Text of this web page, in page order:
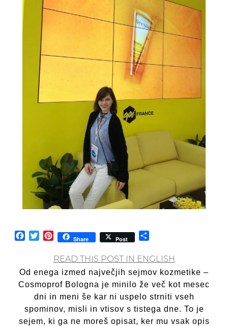
Facebook
TwitterPinterest
Share Post
READ THIS POST IN ENGLISH
Od enega izmed največjih sejmov kozmetike –
Cosmoprof Bologna je minilo že več kot mesec
dni in meni še kar ni uspelo strniti vseh
spominov, misli in vtisov s tistega dne. To je
sejem, ki ga ne moreš opisat, ker mu vsak opis